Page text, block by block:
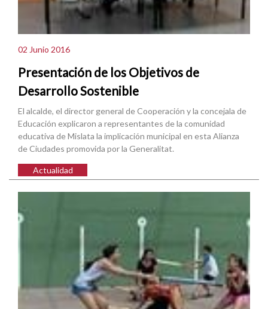
02 Junio 2016
Presentación de los Objetivos de
Desarrollo Sostenible
El alcalde, el director general de Cooperación y la concejala de
Educación explicaron a representantes de la comunidad
educativa de Mislata la implicación municipal en esta Alianza
de Ciudades promovida por la Generalitat.
Actualidad